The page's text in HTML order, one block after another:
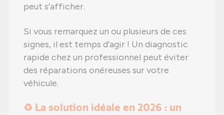
peut s'afficher.
Si vous remarquez un ou plusieurs de ces
signes, il est temps d'agir ! Un diagnostic
rapide chez un professionnel peut éviter
des réparations onéreuses sur votre
véhicule.
♻️ La solution idéale en 2026 : un